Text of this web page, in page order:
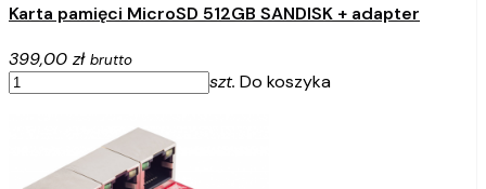
Karta pamięci MicroSD 512GB SANDISK + adapter
399,00 zł brutto
szt. Do koszyka